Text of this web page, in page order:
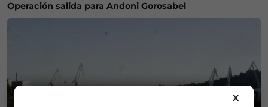
Operación salida para Andoni Gorosabel
X